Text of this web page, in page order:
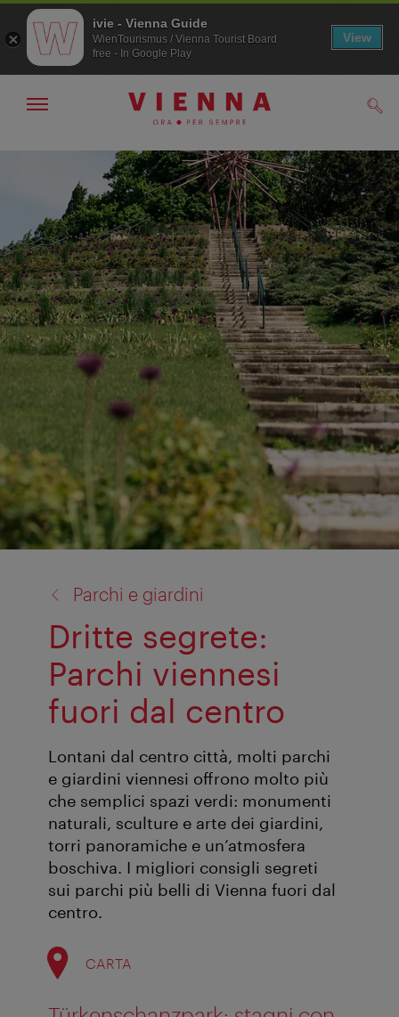
Mostra/nascondi
Parchi e giardini
Dritte segrete:
Parchi viennesi
fuori dal centro
Lontani dal centro città, molti parchi
e giardini viennesi offrono molto più
che semplici spazi verdi: monumenti
naturali, sculture e arte dei giardini,
torri panoramiche e un’atmosfera
boschiva. I migliori consigli segreti
sui parchi più belli di Vienna fuori dal
centro.
CARTA
ivie - Vienna Guide
WienTourismus / Vienna Tourist Board
free - In Google Play
View